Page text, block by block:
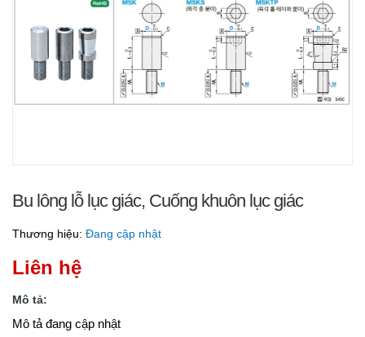
Bu lông lỗ lục giác, Cuống khuôn lục giác
Thương hiệu: Đang cập nhật
Liên hệ
Mô tả:
Mô tả đang cập nhật